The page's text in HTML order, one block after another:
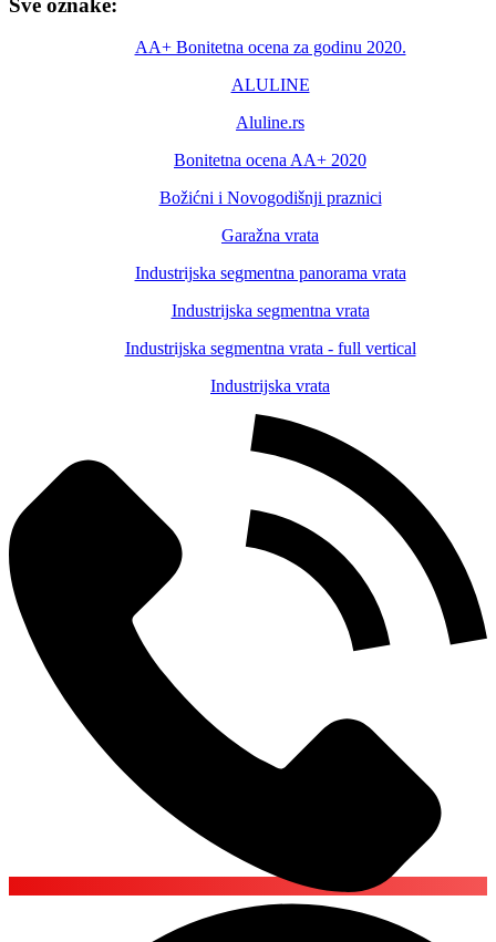
AA+ Bonitetna ocena za godinu 2020.
ALULINE
Aluline.rs
Bonitetna ocena AA+ 2020
Božićni i Novogodišnji praznici
Garažna vrata
Industrijska segmentna panorama vrata
Industrijska segmentna vrata
Industrijska segmentna vrata - full vertical
Industrijska vrata